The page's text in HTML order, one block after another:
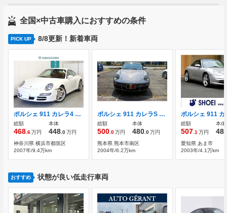
全国×中古車購入におすすめの条件
PICK UP 8/8更新！新着車両
ポルシェ 911 カレラ4 ティプトロニックS 4WD 右ハンドル アラゴスタ車高調
総額
468 .6万円
本体
448 .0万円
神奈川県 横浜市都筑区
2007年/9.4万km
ポルシェ 911 カレラS ティプトロニックS
総額
500 .0万円
本体
480 .0万円
熊本県 熊本市南区
2004年/6.2万km
総額
507 .1 万円
本体
愛知県 あま市
2003年/4.1万km
おすすめ 状態が良い低走行車両